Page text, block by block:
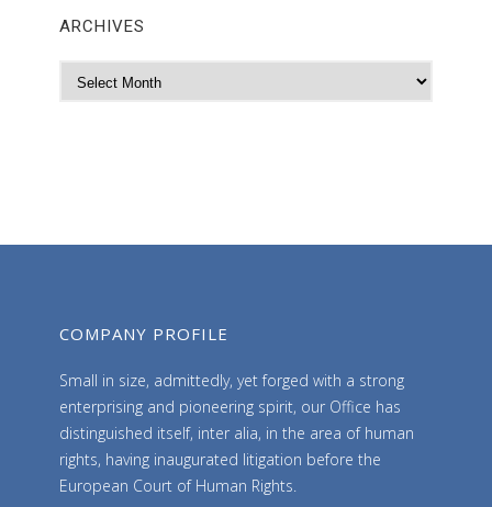
ARCHIVES
r
COMPANY PROFILE
Small in size, admittedly, yet forged with a strong
enterprising and pioneering spirit, our Office has
distinguished itself, inter alia, in the area of human
rights, having inaugurated litigation before the
European Court of Human Rights.